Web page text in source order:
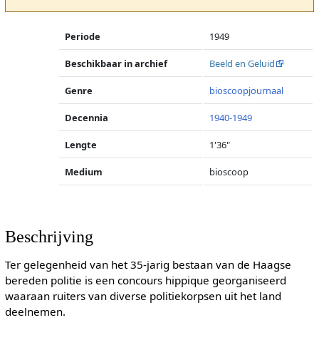
Periode 1949
Beschikbaar in archief Beeld en Geluid
Genre bioscoopjournaal
Decennia 1940-1949
Lengte 1'36"
Medium bioscoop
Beschrijving
Ter gelegenheid van het 35-jarig bestaan van de Haagse
bereden politie is een concours hippique georganiseerd
waaraan ruiters van diverse politiekorpsen uit het land
deelnemen.